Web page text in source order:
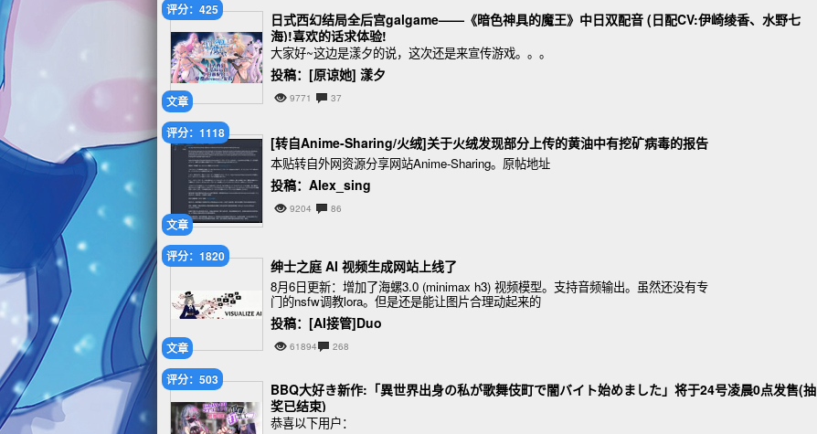
文章
评分：425
日式西幻结局全后宫galgame——《暗色神具的魔王》中日双配音 (日配CV:伊崎绫香、水野七
海)!喜欢的话求体验!
大家好~这边是漾夕的说，这次还是来宣传游戏。。。
投稿：[原谅她] 漾夕
9771 37
文章
评分：1118
[转自Anime-Sharing/火绒]关于火绒发现部分上传的黄油中有挖矿病毒的报告
本贴转自外网资源分享网站Anime-Sharing。原帖地址
投稿：Alex_sing
9204 86
文章
评分：1820
绅士之庭 AI 视频生成网站上线了
8月6日更新：增加了海螺3.0 (minimax h3) 视频模型。支持音频输出。虽然还没有专
门的nsfw调教lora。但是还是能让图片合理动起来的
投稿：[AI接管]Duo
61894 268
评分：503
BBQ大好き新作:「異世界出身の私が歌舞伎町で闇バイト始めました」将于24号凌晨0点发售(抽
奖已结束)
恭喜以下用户：